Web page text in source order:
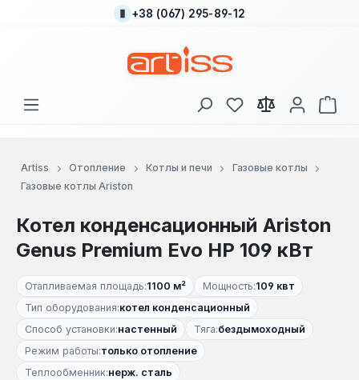
Перейти к основному содержанию
+38 (067) 295-89-12
У вас есть товары
В
Artiss Отопление Котлы и печи
Газовые котлы
Газовые котлы Ariston
Котел конденсационный Ariston
Genus Premium Evo HP 109 кВт
Отапливаемая площадь:1100 м² Мощность:109 квт
Тип оборудования:котел конденсационный
Способ установки:настенный Тяга:бездымоходный
Режим работы:только отопление
Теплообменник:нерж. сталь